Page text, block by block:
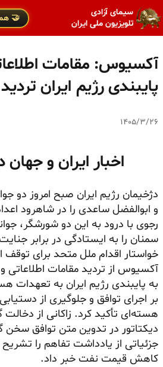
سیمای آزادی
تلویزیون ملی ایران
🤝
آکسیوس: مقامات
پایبندی رژیم ایران
۱۴۰۵/۳/۲۶
اخبار ایران و
دژخیمان رژیم ایران صبح امروز دو
و ابوالفضل ساعدی را در شاهرود
رجوی با درود به این دو شورشگر،
سمنان را به ایستادگی در برابر
خواستار اقدام ملل متحد برای
آکسیوس از تردید مقامات
به پایبندی رژیم ایران به تعهدات
بر اجرای توافق و جلوگیری از
هسته‌ای تأکید کرد. زاکانی از
دیکتاتور در تدوین متن توافق
جزئیاتی از یادداشت تفاهم را تشریح
کاهش قیمت نفت خبر داد.